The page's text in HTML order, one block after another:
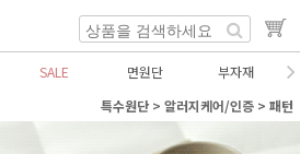
SALE 면원단
부자재
특수원단 > 알러지케어/인증 > 패턴